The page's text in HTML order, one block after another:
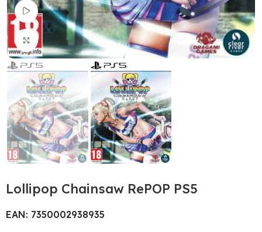
Pogledaj Video
Uvećaj sliku
Lollipop Chainsaw RePOP PS5
EAN: 7350002938935